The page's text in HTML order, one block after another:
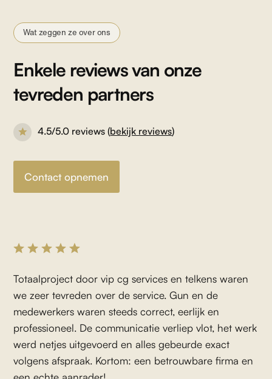
Wat zeggen ze over ons
Enkele reviews van onze
tevreden partners
4.5/5.0 reviews (bekijk reviews)
Contact opnemen
Totaalproject door vip cg services en telkens waren
we zeer tevreden over de service. Gun en de
medewerkers waren steeds correct, eerlijk en
professioneel. De communicatie verliep vlot, het werk
werd netjes uitgevoerd en alles gebeurde exact
volgens afspraak. Kortom: een betrouwbare firma en